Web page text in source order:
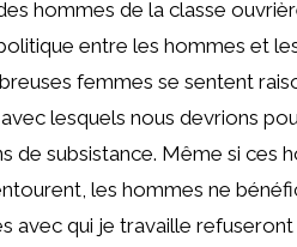
hommes de la classe
entre les hommes et
femmes se sentent
lesquels nous devrions
de subsistance. Même si ces
les hommes ne
avec qui je travaille